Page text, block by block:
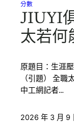
分數
JIUYI
太若何
原題目：生涯
（引題） 全
中工網記者…
2026 年 3 月 9